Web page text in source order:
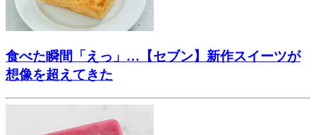
食べた瞬間「えっ」…【セブン】新作スイーツが
想像を超えてきた